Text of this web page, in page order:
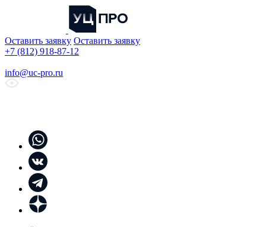
Оставить заявку Оставить заявку
+7 (812) 918-87-12
info@uc-pro.ru